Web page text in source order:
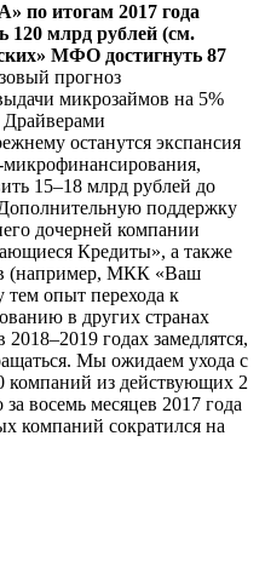
по итогам 2017 года
120 млрд рублей (см.
МФО достигнуть 87
прогноз
микрозаймов на 5%
Драйверами
останутся экспансия
15–18 млрд рублей до
поддержку
дочерней компании
Кредиты», а также
(например, МКК «Ваш
опыт перехода к
в других странах
годах замедлятся,
Мы ожидаем ухода с
компаний из действующих 2
восемь месяцев 2017 года
компаний сократился на